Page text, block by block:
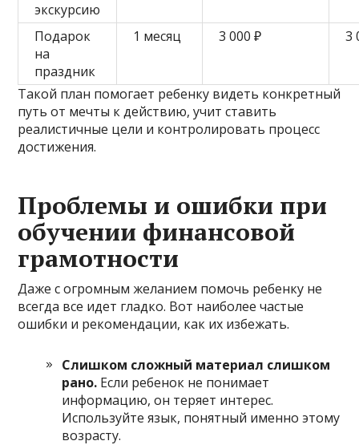
экскурсию
Подарок
на
праздник
1 месяц 3 000 ₽ 3
Такой план помогает ребенку видеть конкретный
путь от мечты к действию, учит ставить
реалистичные цели и контролировать процесс
достижения.
Проблемы и ошибки при
обучении финансовой
грамотности
Даже с огромным желанием помочь ребенку не
всегда все идет гладко. Вот наиболее частые
ошибки и рекомендации, как их избежать.
Слишком сложный материал слишком
рано. Если ребенок не понимает
информацию, он теряет интерес.
Используйте язык, понятный именно этому
возрасту.